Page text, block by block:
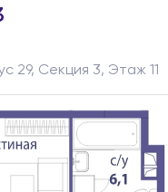
29, Секция 3, Этаж 11